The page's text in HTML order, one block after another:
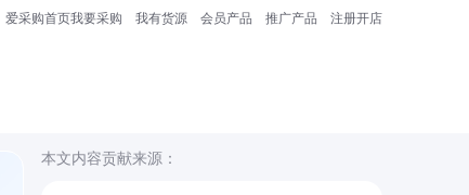
爱采购首页我要采购 我有货源 会员产品 推广产品 注册开店
本文内容贡献来源：